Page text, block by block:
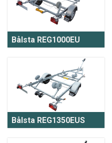
Bålsta REG1000EU
Bålsta REG1350EUS